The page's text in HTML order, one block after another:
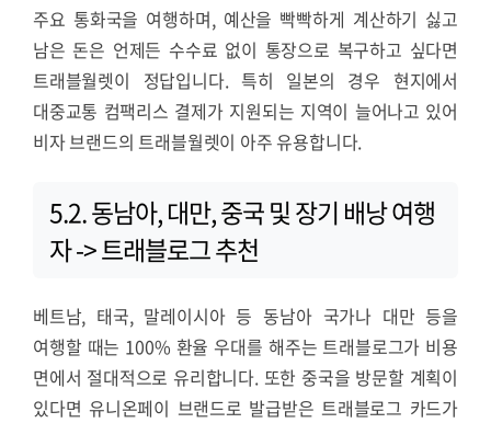
주요 통화국을 여행하며, 예산을 빡빡하게 계산하기 싫고
남은 돈은 언제든 수수료 없이 통장으로 복구하고 싶다면
트래블월렛이 정답입니다. 특히 일본의 경우 현지에서
대중교통 컴팩리스 결제가 지원되는 지역이 늘어나고 있어
비자 브랜드의 트래블월렛이 아주 유용합니다.
5.2. 동남아, 대만, 중국 및 장기 배낭 여행
자 -> 트래블로그 추천
베트남, 태국, 말레이시아 등 동남아 국가나 대만 등을
여행할 때는 100% 환율 우대를 해주는 트래블로그가 비용
면에서 절대적으로 유리합니다. 또한 중국을 방문할 계획이
있다면 유니온페이 브랜드로 발급받은 트래블로그 카드가